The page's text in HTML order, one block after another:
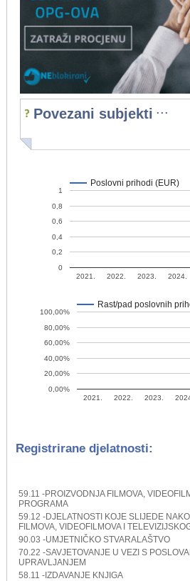
Povezani subjekti ...
Poslovni prihodi (EUR)
2021. 2022. 2023. 2024.
0
0,2
0,4
0,6
0,8
1
Rast/pad poslovnih
2021. 2022. 2023.
0,00%
20,00%
40,00%
60,00%
80,00%
100,00%
Registrirane djelatnosti:
59.11 -PROIZVODNJA FILMOVA,
PROGRAMA
59.12 -DJELATNOSTI KOJE SLIJEDE
FILMOVA, VIDEOFILMOVA I
90.03 -UMJETNIČKO STVARALAŠTVO
70.22 -SAVJETOVANJE U VEZI S
UPRAVLJANJEM
58.11 -IZDAVANJE KNJIGA